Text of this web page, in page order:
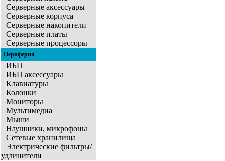
Серверные аксессуары
Серверные корпуса
Серверные накопители
Серверные платы
Серверные процессоры
Периферия
ИБП
ИБП аксессуары
Клавиатуры
Колонки
Мониторы
Мультимедиа
Мыши
Наушники, микрофоны
Сетевые хранилища
Электрические фильтры/
удлинители